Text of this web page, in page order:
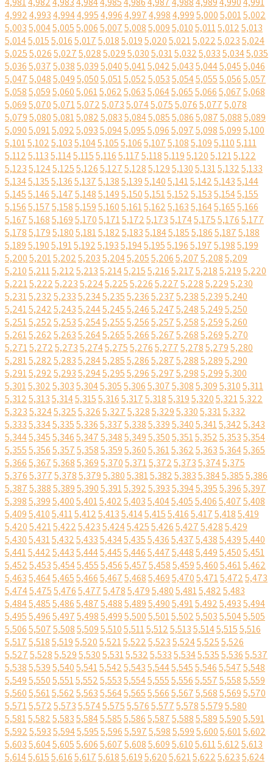
4,9924,9934,9944,9954,9964,9974,9984,9995,0005,0015,002
5,0035,0045,0055,0065,0075,0085,0095,0105,0115,0125,013
5,0145,0155,0165,0175,0185,0195,0205,0215,0225,0235,024
5,0255,0265,0275,0285,0295,0305,0315,0325,0335,0345,035
5,0365,0375,0385,0395,0405,0415,0425,0435,0445,0455,046
5,0475,0485,0495,0505,0515,0525,0535,0545,0555,0565,057
5,0585,0595,0605,0615,0625,0635,0645,0655,0665,0675,068
5,0695,0705,0715,0725,0735,0745,0755,0765,0775,078
5,0795,0805,0815,0825,0835,0845,0855,0865,0875,0885,089
5,0905,0915,0925,0935,0945,0955,0965,0975,0985,0995,100
5,1015,1025,1035,1045,1055,1065,1075,1085,1095,1105,111
5,1125,1135,1145,1155,1165,1175,1185,1195,1205,1215,122
5,1235,1245,1255,1265,1275,1285,1295,1305,1315,1325,133
5,1345,1355,1365,1375,1385,1395,1405,1415,1425,1435,144
5,1455,1465,1475,1485,1495,1505,1515,1525,1535,1545,155
5,1565,1575,1585,1595,1605,1615,1625,1635,1645,1655,166
5,1675,1685,1695,1705,1715,1725,1735,1745,1755,1765,177
5,1785,1795,1805,1815,1825,1835,1845,1855,1865,1875,188
5,1895,1905,1915,1925,1935,1945,1955,1965,1975,1985,199
5,2005,2015,2025,2035,2045,2055,2065,2075,2085,209
5,2105,2115,2125,2135,2145,2155,2165,2175,2185,2195,220
5,2215,2225,2235,2245,2255,2265,2275,2285,2295,230
5,2315,2325,2335,2345,2355,2365,2375,2385,2395,240
5,2415,2425,2435,2445,2455,2465,2475,2485,2495,250
5,2515,2525,2535,2545,2555,2565,2575,2585,2595,260
5,2615,2625,2635,2645,2655,2665,2675,2685,2695,270
5,2715,2725,2735,2745,2755,2765,2775,2785,2795,280
5,2815,2825,2835,2845,2855,2865,2875,2885,2895,290
5,2915,2925,2935,2945,2955,2965,2975,2985,2995,300
5,3015,3025,3035,3045,3055,3065,3075,3085,3095,3105,311
5,3125,3135,3145,3155,3165,3175,3185,3195,3205,3215,322
5,3235,3245,3255,3265,3275,3285,3295,3305,3315,332
5,3335,3345,3355,3365,3375,3385,3395,3405,3415,3425,343
5,3445,3455,3465,3475,3485,3495,3505,3515,3525,3535,354
5,3555,3565,3575,3585,3595,3605,3615,3625,3635,3645,365
5,3665,3675,3685,3695,3705,3715,3725,3735,3745,375
5,3765,3775,3785,3795,3805,3815,3825,3835,3845,3855,386
5,3875,3885,3895,3905,3915,3925,3935,3945,3955,3965,397
5,3985,3995,4005,4015,4025,4035,4045,4055,4065,4075,408
5,4095,4105,4115,4125,4135,4145,4155,4165,4175,4185,419
5,4205,4215,4225,4235,4245,4255,4265,4275,4285,429
5,4305,4315,4325,4335,4345,4355,4365,4375,4385,4395,440
5,4415,4425,4435,4445,4455,4465,4475,4485,4495,4505,451
5,4525,4535,4545,4555,4565,4575,4585,4595,4605,4615,462
5,4635,4645,4655,4665,4675,4685,4695,4705,4715,4725,473
5,4745,4755,4765,4775,4785,4795,4805,4815,4825,483
5,4845,4855,4865,4875,4885,4895,4905,4915,4925,4935,494
5,4955,4965,4975,4985,4995,5005,5015,5025,5035,5045,505
5,5065,5075,5085,5095,5105,5115,5125,5135,5145,5155,516
5,5175,5185,5195,5205,5215,5225,5235,5245,5255,526
5,5275,5285,5295,5305,5315,5325,5335,5345,5355,5365,537
5,5385,5395,5405,5415,5425,5435,5445,5455,5465,5475,548
5,5495,5505,5515,5525,5535,5545,5555,5565,5575,5585,559
5,5605,5615,5625,5635,5645,5655,5665,5675,5685,5695,570
5,5715,5725,5735,5745,5755,5765,5775,5785,5795,580
5,5815,5825,5835,5845,5855,5865,5875,5885,5895,5905,591
5,5925,5935,5945,5955,5965,5975,5985,5995,6005,6015,602
5,6035,6045,6055,6065,6075,6085,6095,6105,6115,6125,613
5,6145,6155,6165,6175,6185,6195,6205,6215,6225,6235,624